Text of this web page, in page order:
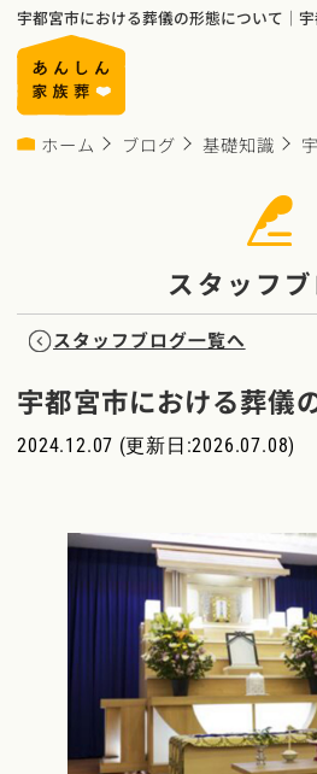
宇都宮市における葬儀の形態について｜
ホーム ブログ 基礎知識
スタッフ
スタッフブログ一覧へ
宇都宮市における葬儀
2024.12.07 (更新日:2026.07.08)